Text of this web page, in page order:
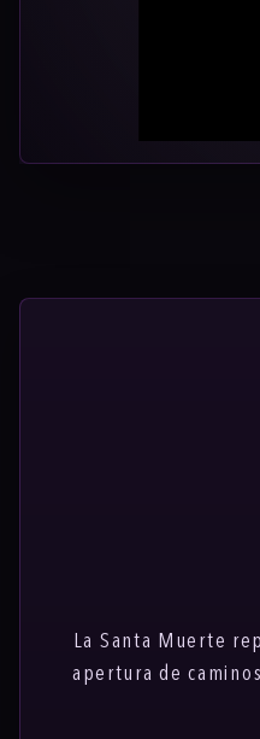
La Santa Muerte
apertura de